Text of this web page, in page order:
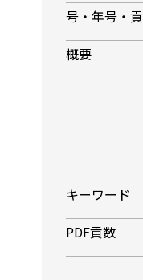
号・年号・貢
概要
キーワード
PDF貢数